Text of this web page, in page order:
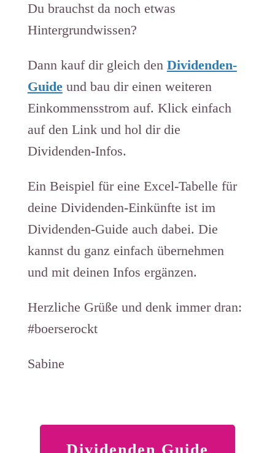
Du brauchst da noch etwas
Hintergrundwissen?
Dann kauf dir gleich den Dividenden-
Guideund bau dir einen weiteren
Einkommensstrom auf. Klick einfach
auf den Link und hol dir die
Dividenden-Infos.
Ein Beispiel für eine Excel-Tabelle für
deine Dividenden-Einkünfte ist im
Dividenden-Guide auch dabei. Die
kannst du ganz einfach übernehmen
und mit deinen Infos ergänzen.
Herzliche Grüße und denk immer dran:
#boerserockt
Sabine